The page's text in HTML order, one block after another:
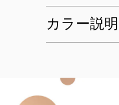
カラー説明